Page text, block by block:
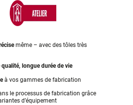
même – avec des tôles très
qualité, longue durée de vie
à vos gammes de fabrication
le processus de fabrication grâce
d’équipement